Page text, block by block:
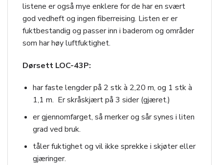
listene er også mye enklere for de har en svært
god vedheft og ingen fiberreising. Listen er er
fuktbestandig og passer inn i baderom og områder
som har høy luftfuktighet.
Dørsett LOC-43P:
har faste lengder på 2 stk à 2,20 m, og 1 stk à
1,1 m. Er skråskjært på 3 sider (gjæret.)
er gjennomfarget, så merker og sår synes i liten
grad ved bruk.
tåler fuktighet og vil ikke sprekke i skjøter eller
gjæringer.